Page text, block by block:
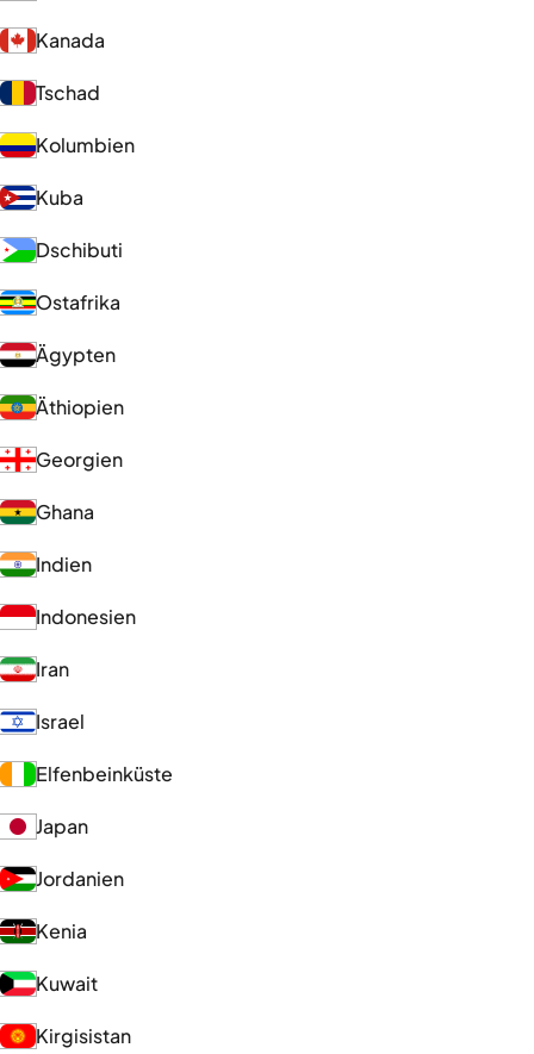
Kanada
Tschad
Kolumbien
Kuba
Dschibuti
Ostafrika
Ägypten
Äthiopien
Georgien
Ghana
Indien
Indonesien
Iran
Israel
Elfenbeinküste
Japan
Jordanien
Kenia
Kuwait
Kirgisistan